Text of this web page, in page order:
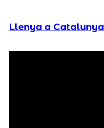
Llenya a Catalunya